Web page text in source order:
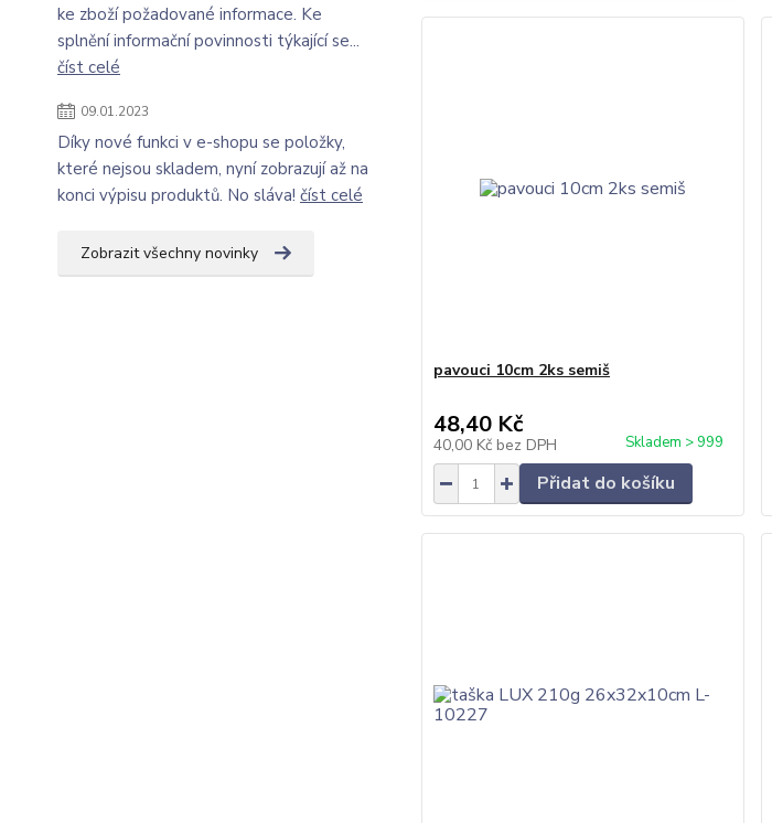
ke zboží požadované informace. Ke
splnění informační povinnosti týkající se...
číst celé
09.01.2023
Díky nové funkci v e-shopu se položky,
které nejsou skladem, nyní zobrazují až na
konci výpisu produktů. No sláva! číst celé
Zobrazit všechny novinky
pavouci 10cm 2ks semiš
48,40 Kč
40,00 Kč bez DPH Skladem > 999
Přidat do košíku